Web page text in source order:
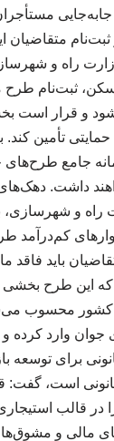
متقاضیان
راه و شهرسازی
ثبت‌نام
و قرار است
تأمین
۱۸ و ۱۹ خردادماه از طریق
امکان نام‌نویسی
و شهرسازی،
کم‌درآمد
باید فاقد
که این طرح
کشور محسوب
جوان وارد کرده
برای توسعه
است،
در قالب
مالی و